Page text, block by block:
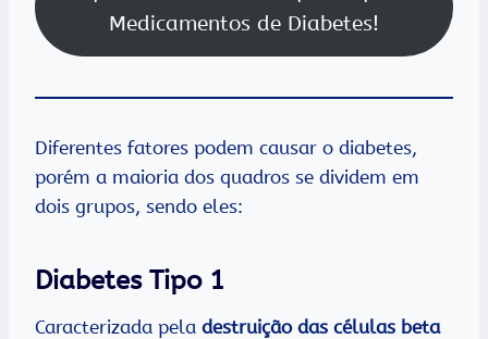
Medicamentos de Diabetes!
Diferentes fatores podem causar o diabetes,
porém a maioria dos quadros se dividem em
dois grupos, sendo eles:
Diabetes Tipo 1
Caracterizada pela destruição das células beta